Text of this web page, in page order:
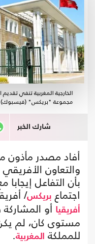
الخارجية المغربية تنفي
مجموعة "بريكس" (فيسبوك)
شارك الخبر
أفاد مصدر مأذون
والتعاون الأفريقي
بأن التفاعل
اجتماع بريكس/
أفريقيا أو
مستوى كان، لم يكن
للمملكة المغربية.